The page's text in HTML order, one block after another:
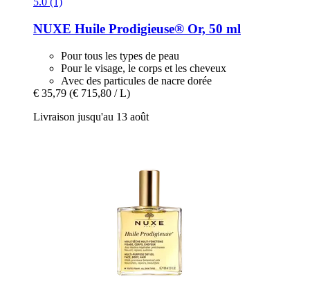
NUXE Huile Prodigieuse® Or, 50 ml
Pour tous les types de peau
Pour le visage, le corps et les cheveux
Avec des particules de nacre dorée
€ 35,79 (€ 715,80 / L)
Livraison jusqu'au 13 août